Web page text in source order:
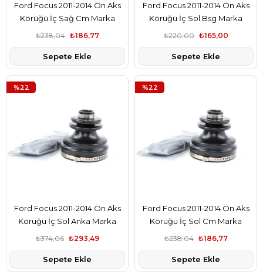
Ford Focus 2011-2014 Ön Aks
Körüğü İç Sağ Cm Marka
AV614C062CA
₺186,77
₺238,04
Sepete Ekle
Ford Focus 2011-2014 Ön Aks
Körüğü İç Sol Bsg Marka
AV614C062CA
₺165,00
₺220,00
Sepete Ekle
Ford Focus 2011-2014 Ön Aks
Körüğü İç Sol Anka Marka
AV614C062CA
₺293,49
₺374,06
Sepete Ekle
%22
Ford Focus 2011-2014 Ön Aks
Körüğü İç Sol Cm Marka
AV614C062CA
₺186,77
₺238,04
Sepete Ekle
%22